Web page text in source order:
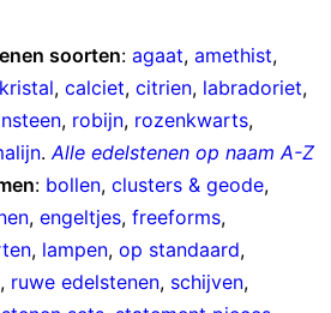
soorten: agaat, amethist,
, calciet, citrien, labradoriet,
, robijn, rozenkwarts,
. Alle edelstenen op naam A-Z
: bollen, clusters & geode,
, engeltjes, freeforms,
, lampen, op standaard,
, ruwe edelstenen, schijven,